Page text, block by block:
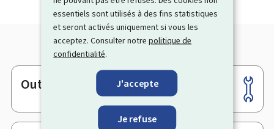
essentiels sont utilisés à des fins statistiques
et seront activés uniquement si vous les
acceptez. Consulter notrepolitique de
confidentialité.
J'accepte
Je refuse
Pied
de
page
Outils